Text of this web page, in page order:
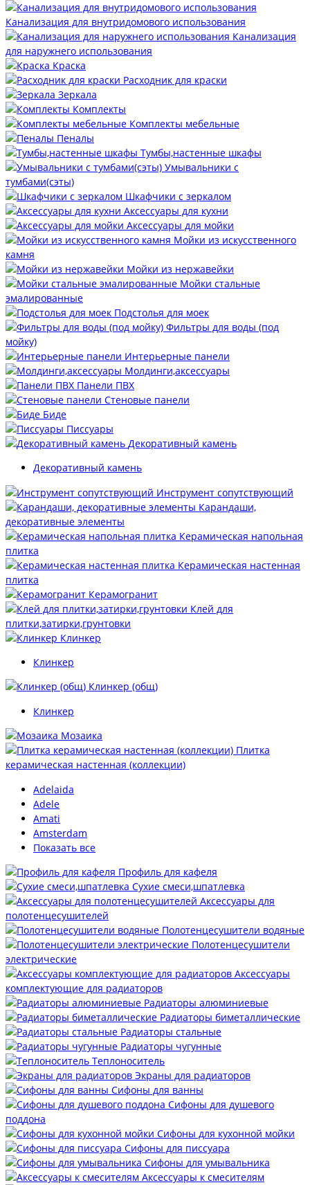
Канализация для внутридомового использования
Канализация
для наружнего использования
Краска
Расходник для краски
Зеркала
Комплекты
Комплекты мебельные
Пеналы
Тумбы,настенные шкафы
Умывальники с
тумбами(сэты)
Шкафчики с зеркалом
Аксессуары для кухни
Аксессуары для мойки
Мойки из искусственного
камня
Мойки из нержавейки
Мойки стальные
эмалированные
Подстолья для моек
Фильтры для воды (под
мойку)
Интерьерные панели
Молдинги,аксессуары
Панели ПВХ
Стеновые панели
Биде
Писсуары
Декоративный камень
Декоративный камень
Инструмент сопутствующий
Карандаши,
декоративные элементы
Керамическая напольная
плитка
Керамическая настенная
плитка
Керамогранит
Клей для
плитки,затирки,грунтовки
Клинкер
Клинкер
Клинкер (общ)
Клинкер
Мозаика
Плитка
керамическая настенная (коллекции)
Adelaida
Adele
Amati
Amsterdam
Показать все
Профиль для кафеля
Сухие смеси,шпатлевка
Аксессуары для
полотенцесушителей
Полотенцесушители водяные
Полотенцесушители
электрические
Аксессуары
комплектующие для радиаторов
Радиаторы алюминиевые
Радиаторы биметаллические
Радиаторы стальные
Радиаторы чугунные
Теплоноситель
Экраны для радиаторов
Сифоны для ванны
Сифоны для душевого
поддона
Сифоны для кухонной мойки
Сифоны для писсуара
Сифоны для умывальника
Аксессуары к смесителям